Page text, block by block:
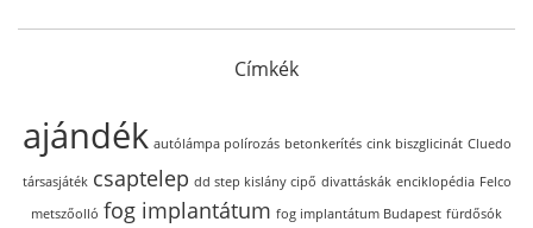
Címkék
ajándék autólámpa polírozás betonkerítés cink biszglicinát Cluedo
társasjáték csaptelep dd step kislány cipő divattáskák enciklopédia Felco
metszőolló fog implantátum fog implantátum Budapest fürdősók